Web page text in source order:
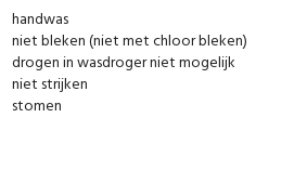
handwas
niet bleken (niet met chloor bleken)
drogen in wasdroger niet mogelijk
niet strijken
stomen